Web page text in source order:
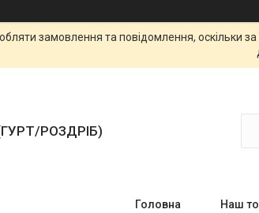
замовлення та повідомлення, оскільки
РОЗДРІБ)
Головна Наш